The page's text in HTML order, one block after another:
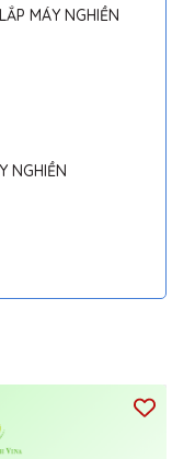
MÁY NGHIỀN
NGHIỀN